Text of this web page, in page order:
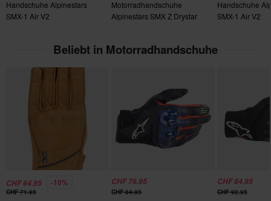
L
XL
155 x 275 x 70 mm
S
140 x 225 x 75 mm
XXL
115 x 335 x 80 mm
gilt nicht für personalisierte oder speziell angefertigte Produkte.
Kundenbetreuung-Bereich
.
Handschuhe Alpinestars
SMX-1 Air V2
Motorradhandschuhe
Alpinestars SMX Z Drystar
Handschuhe
SMX-1 Air V2
Beliebt in Motorradhandschuhe
CHF 64.95 -10%
CHF 71.95
CHF 76.95
CHF 84.95
CHF 84.95
CHF 92.95